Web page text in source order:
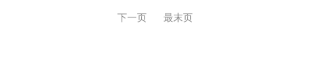
下一页 最末页